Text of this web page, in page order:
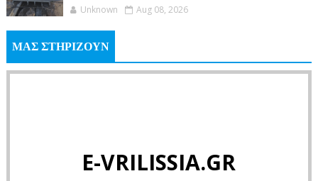
Unknown Aug 08, 2026
ΜΑΣ ΣΤΗΡΙΖΟΥΝ
E-VRILISSIA.GR